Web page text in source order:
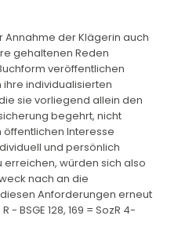
der Klägerin auch
gehaltenen Reden
veröffentlichen
individualisierten
sie vorliegend allein den
begehrt, nicht
Interesse
und persönlich
würden sich also
nach an die
Anforderungen erneut
- BSGE 128, 169 = SozR 4-